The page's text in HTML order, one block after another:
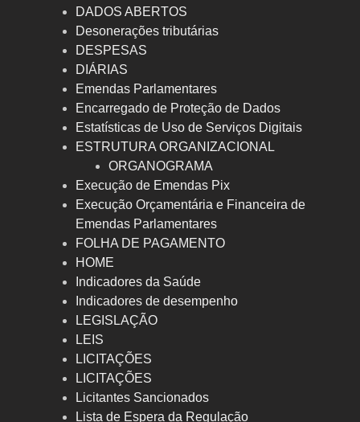
DADOS ABERTOS
Desonerações tributárias
DESPESAS
DIÁRIAS
Emendas Parlamentares
Encarregado de Proteção de Dados
Estatísticas de Uso de Serviços Digitais
ESTRUTURA ORGANIZACIONAL
ORGANOGRAMA
Execução de Emendas Pix
Execução Orçamentária e Financeira de
Emendas Parlamentares
FOLHA DE PAGAMENTO
HOME
Indicadores da Saúde
Indicadores de desempenho
LEGISLAÇÃO
LEIS
LICITAÇÕES
LICITAÇÕES
Licitantes Sancionados
Lista de Espera da Regulação